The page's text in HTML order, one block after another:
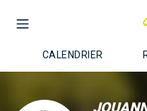
CALENDRIER